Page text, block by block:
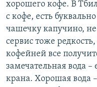
хорошего кофе. В
с кофе, есть
чашечку капучино,
сервис тоже
кофейней все
замечательная вода
крана. Хорошая вода